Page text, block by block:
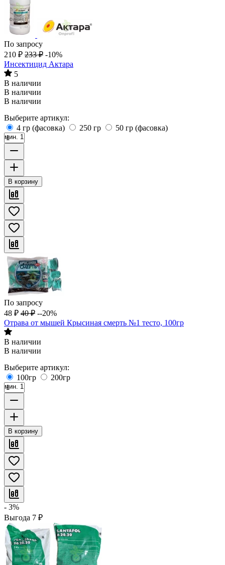
По запросу
210 ₽ 233 ₽ -10%
Инсектицид Актара
5
В наличии
В наличии
В наличии
Выберите артикул:
4 гр (фасовка)
250 гр 50 гр (фасовка)
мин. 1
В корзину
По запросу
48 ₽ 40 ₽ --20%
Отрава от мышей Крысиная смерть №1 тесто, 100гр
В наличии
В наличии
Выберите артикул:
100гр
200гр
мин. 1
В корзину
- 3%
Выгода 7 ₽